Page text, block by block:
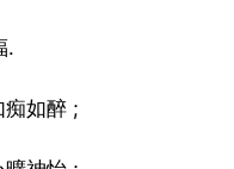
.
如醉 ;